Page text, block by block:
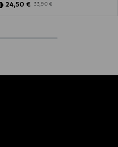
Discounted Price
24,50 € Original Price
33,90 €